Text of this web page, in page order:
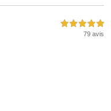
5,0 étoiles sur 5
79 avis